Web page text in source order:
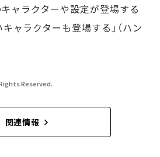
ャラクターや設定が登場する
キャラクターも登場する」（ハン
Reserved.
関連情報